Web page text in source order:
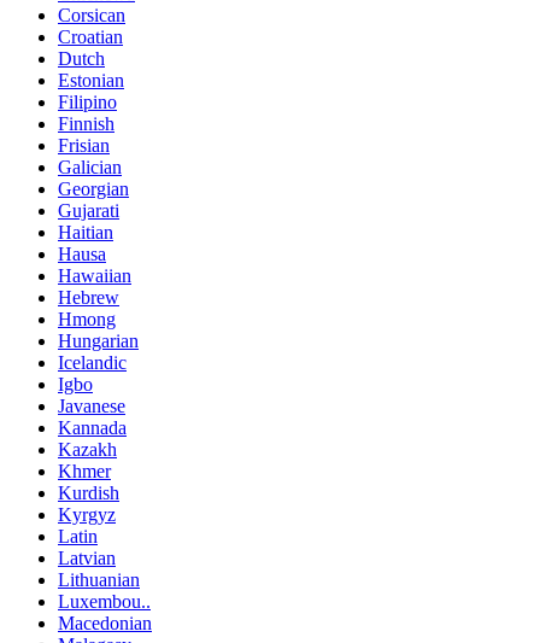
Corsican
Croatian
Dutch
Estonian
Filipino
Finnish
Frisian
Galician
Georgian
Gujarati
Haitian
Hausa
Hawaiian
Hebrew
Hmong
Hungarian
Icelandic
Igbo
Javanese
Kannada
Kazakh
Khmer
Kurdish
Kyrgyz
Latin
Latvian
Lithuanian
Luxembou..
Macedonian